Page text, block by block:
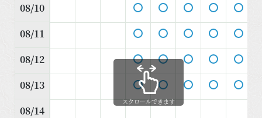
08/10
08/11
08/12
08/13
08/14
スクロールできます